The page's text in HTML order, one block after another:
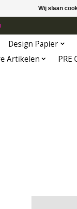
Design Papier
Artikelen
PRE
Wij slaan